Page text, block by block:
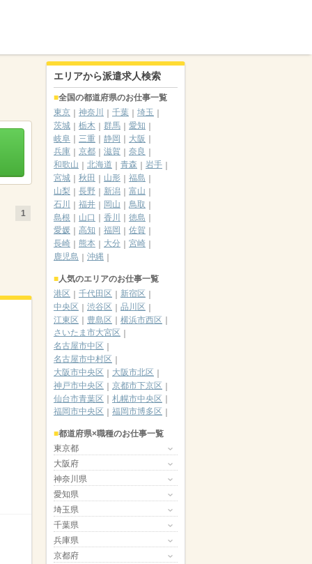
1
エリアから派遣求人検索
全国の都道府県のお仕事一覧
東京
神奈川 千葉
埼玉
茨城
栃木 群馬
愛知
岐阜
三重 静岡
大阪
兵庫
京都 滋賀
奈良
和歌山
北海道 青森
岩手
宮城
秋田 山形
福島
山梨
長野 新潟
富山
石川
福井 岡山
鳥取
島根
山口 香川
徳島
愛媛
高知 福岡
佐賀
長崎
熊本 大分
宮崎
鹿児島
沖縄
人気のエリアのお仕事一覧
港区
千代田区
新宿区
中央区
渋谷区
品川区
江東区
豊島区
横浜市西区
さいたま市大宮区
名古屋市中区
名古屋市中村区
大阪市中央区
大阪市北区
神戸市中央区
京都市下京区
仙台市青葉区
札幌市中央区
福岡市中央区
福岡市博多区
都道府県×職種のお仕事一覧
東京都
大阪府
神奈川県
愛知県
埼玉県
千葉県
兵庫県
京都府